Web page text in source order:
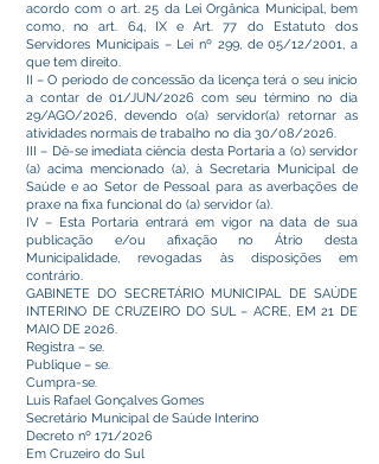
acordo com o art. 25 da Lei Orgânica Municipal, bem
como, no art. 64, IX e Art. 77 do Estatuto dos
Servidores Municipais – Lei nº 299, de 05/12/2001, a
que tem direito.
II – O período de concessão da licença terá o seu início
a contar de 01/JUN/2026 com seu término no dia
29/AGO/2026, devendo o(a) servidor(a) retornar as
atividades normais de trabalho no dia 30/08/2026.
III – Dê-se imediata ciência desta Portaria a (o) servidor
(a) acima mencionado (a), à Secretaria Municipal de
Saúde e ao Setor de Pessoal para as averbações de
praxe na fixa funcional do (a) servidor (a).
IV – Esta Portaria entrará em vigor na data de sua
publicação e/ou afixação no Átrio desta
Municipalidade, revogadas às disposições em
contrário.
GABINETE DO SECRETÁRIO MUNICIPAL DE SAÚDE
INTERINO DE CRUZEIRO DO SUL – ACRE, EM 21 DE
MAIO DE 2026.
Registra – se.
Publique – se.
Cumpra-se.
Luis Rafael Gonçalves Gomes
Secretário Municipal de Saúde Interino
Decreto nº 171/2026
Em Cruzeiro do Sul